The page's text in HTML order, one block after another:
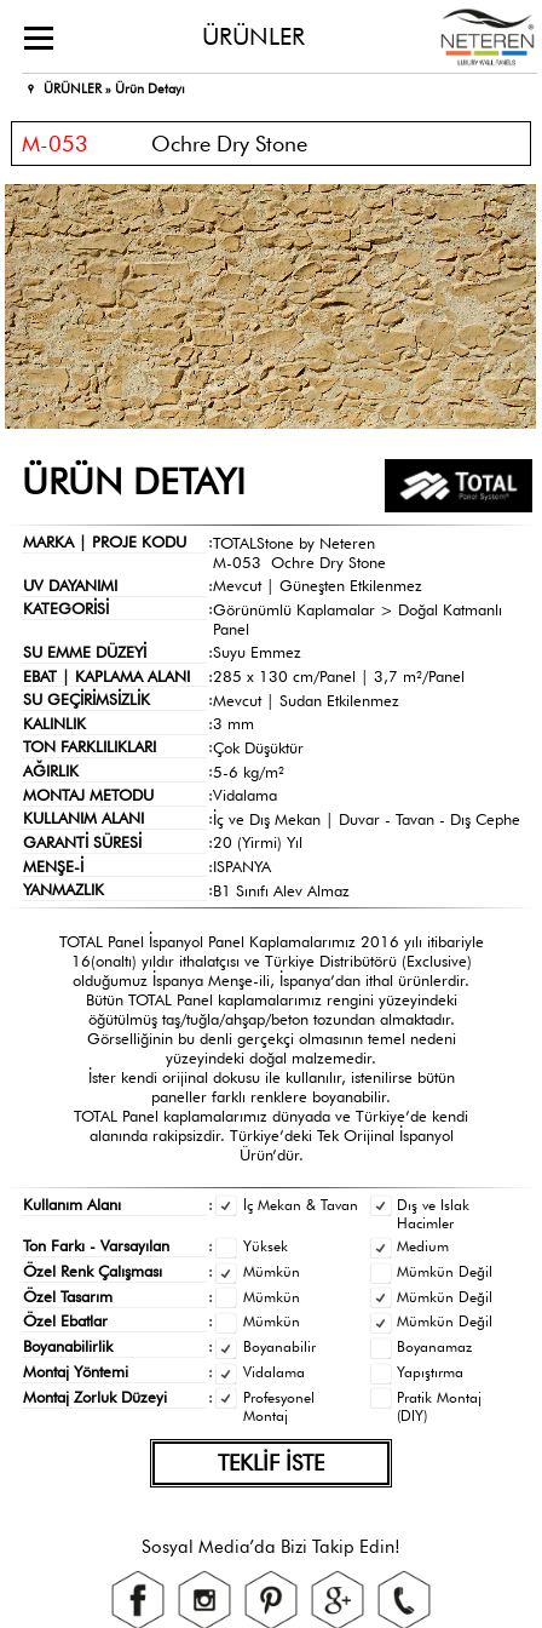
ÜRÜNLER
ÜRÜNLER » Ürün Detayı
M-053 Ochre Dry Stone
ÜRÜN DETAYI
MARKA | PROJE KODU :TOTALStone by Neteren
M-053 Ochre Dry Stone
UV DAYANIMI
:Mevcut | Güneşten Etkilenmez
KATEGORİSİ
:Görünümlü Kaplamalar > Doğal Katmanlı
Panel
SU EMME DÜZEYİ
:Suyu Emmez
EBAT | KAPLAMA ALANI
:285 x 130 cm/Panel | 3,7 m²/Panel
SU GEÇİRİMSİZLİK
:Mevcut | Sudan Etkilenmez
KALINLIK
:3 mm
TON FARKLILIKLARI
:Çok Düşüktür
AĞIRLIK
:5-6 kg/m²
MONTAJ METODU
:Vidalama
KULLANIM ALANI
:İç ve Dış Mekan | Duvar - Tavan - Dış Cephe
GARANTİ SÜRESİ
:20 (Yirmi) Yıl
MENŞE-İ
:ISPANYA
YANMAZLIK
:B1 Sınıfı Alev Almaz
TOTAL Panel İspanyol Panel Kaplamalarımız 2016 yılı itibariyle
16(onaltı) yıldır ithalatçısı ve Türkiye Distribütörü (Exclusive)
olduğumuz İspanya Menşe-ili, İspanya’dan ithal ürünlerdir.
Bütün TOTAL Panel kaplamalarımız rengini yüzeyindeki
öğütülmüş taş/tuğla/ahşap/beton tozundan almaktadır.
Görselliğinin bu denli gerçekçi olmasının temel nedeni
yüzeyindeki doğal malzemedir.
İster kendi orijinal dokusu ile kullanılır, istenilirse bütün
paneller farklı renklere boyanabilir.
TOTAL Panel kaplamalarımız dünyada ve Türkiye’de kendi
alanında rakipsizdir. Türkiye’deki Tek Orijinal İspanyol
Ürün’dür.
Kullanım Alanı : İç Mekan & Tavan
Dış ve Islak
Hacimler
Ton Farkı - Varsayılan : Yüksek Medium
Özel Renk Çalışması : Mümkün Mümkün Değil
Özel Tasarım : Mümkün Mümkün Değil
Özel Ebatlar : Mümkün Mümkün Değil
Boyanabilirlik : Boyanabilir Boyanamaz
Montaj Yöntemi : Vidalama Yapıştırma
Montaj Zorluk Düzeyi :
Profesyonel
Montaj
Pratik Montaj
(DIY)
TEKLİF İSTE
Sosyal Media’da Bizi Takip Edin!